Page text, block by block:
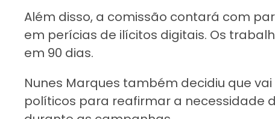
Além disso, a comissão contará com
em perícias de ilícitos digitais. Os
em 90 dias.
Nunes Marques também decidiu que
políticos para reafirmar a necessidade